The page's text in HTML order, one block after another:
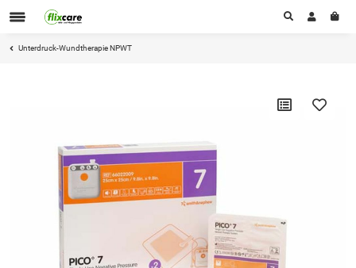
Unterdruck-Wundtherapie NPWT